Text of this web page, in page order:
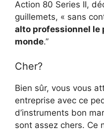
Action 80 Series II,
guillemets, « sans
alto professionnel le
monde.”
Cher?
Bien sûr, vous vous
entreprise avec ce
d’instruments bon
sont assez chers. Ce